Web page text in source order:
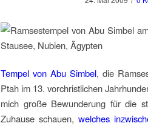
Tempel von Abu Simbel, die
Ptah im 13. vorchristlichen
mich große Bewunderung für die
Zuhause schauen, welches